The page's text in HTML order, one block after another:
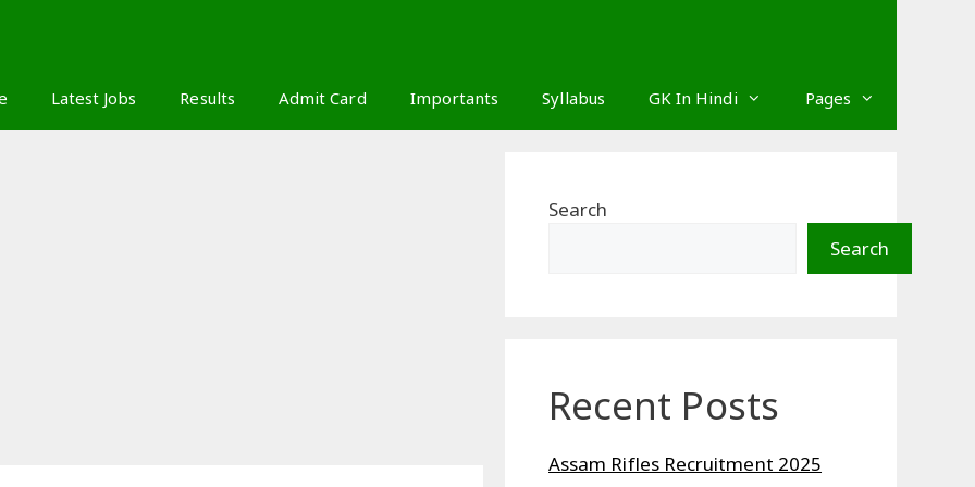
Latest Jobs Results Admit Card Importants Syllabus GK In Hindi Pages
Search
Search
Recent Posts
Assam Rifles Recruitment 2025